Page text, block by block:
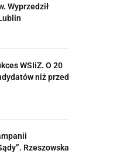
Wyprzedził
WSIiZ. O 20
niż przed
Rzeszowska